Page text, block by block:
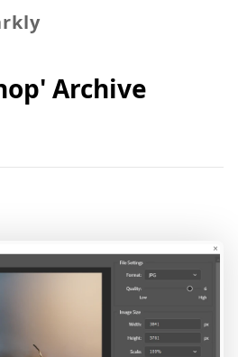
Archive